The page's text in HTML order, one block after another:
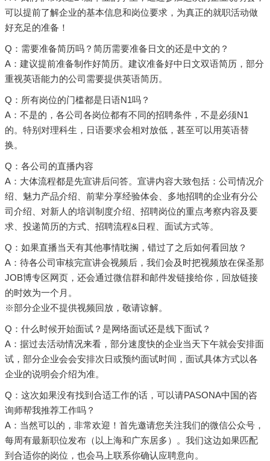
可以提前了解企业的基本信息和岗位要求，为真正的就职活动做
好充足的准备！
Q：需要准备简历吗？简历需要准备日文的还是中文的？
A：建议提前准备制作好简历。建议准备好中日文双语简历，部分
重视英语能力的公司需要提供英语简历。
Q：所有岗位的门槛都是日语N1吗？
A：不是的，各公司各岗位都有不同的招聘条件，不是必须N1
的。特别对理科生，日语要求会相对放低，甚至可以用英语替
换。
Q：各公司的直播内容
A：大体流程都是先宣讲后问答。宣讲内容大致包括：公司情况介
绍、魅力产品介绍、前辈分享经验体会、多地招聘的企业有分公
司介绍、对新人的培训制度介绍、招聘岗位的重点考察内容及要
求、投递简历的方式、招聘流程&日程、面试方式等。
Q：如果直播当天有其他事情耽搁，错过了之后如何看回放？
A：待各公司审核完宣讲会视频后，我们会及时把视频放在保圣那
JOB博专区网页，还会通过微信群和邮件发链接给你，回放链接
的时效为一个月。
※部分企业不提供视频回放，敬请谅解。
Q：什么时候开始面试？是网络面试还是线下面试？
A：据过去活动情况来看，部分速度快的企业当天下午就会安排面
试，部分企业会会安排次日或预约面试时间，面试具体方式以各
企业的说明会介绍为准。
Q：这次如果没有找到合适工作的话，可以请PASONA中国的咨
询师帮我推荐工作吗？
A：当然可以的，非常欢迎！首先邀请您关注我们的微信公众号，
每周有最新职位发布（以上海和广东居多）。我们这边如果匹配
到合适你的岗位，也会马上联系你确认应聘意向。